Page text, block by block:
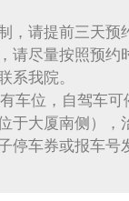
，请提前三天预
请尽量按照预约
系我院。
车位，自驾车可
于大厦南侧），
停车券或报车号